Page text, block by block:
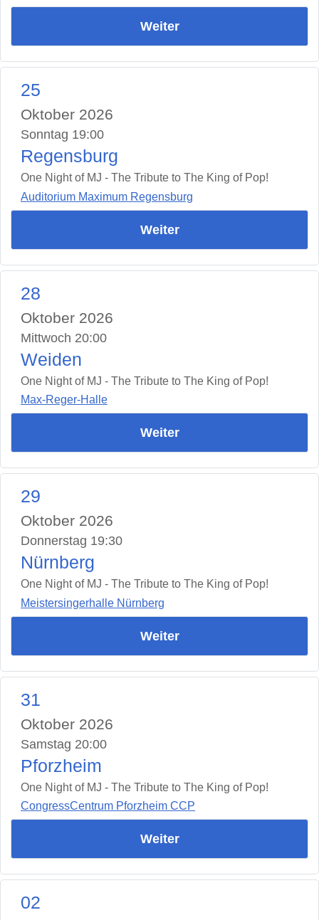
Weiter
25
Oktober 2026
Sonntag 19:00
Regensburg
One Night of MJ - The Tribute to The King of Pop!
Auditorium Maximum Regensburg
Weiter
28
Oktober 2026
Mittwoch 20:00
Weiden
One Night of MJ - The Tribute to The King of Pop!
Max-Reger-Halle
Weiter
29
Oktober 2026
Donnerstag 19:30
Nürnberg
One Night of MJ - The Tribute to The King of Pop!
Meistersingerhalle Nürnberg
Weiter
31
Oktober 2026
Samstag 20:00
Pforzheim
One Night of MJ - The Tribute to The King of Pop!
CongressCentrum Pforzheim CCP
Weiter
02